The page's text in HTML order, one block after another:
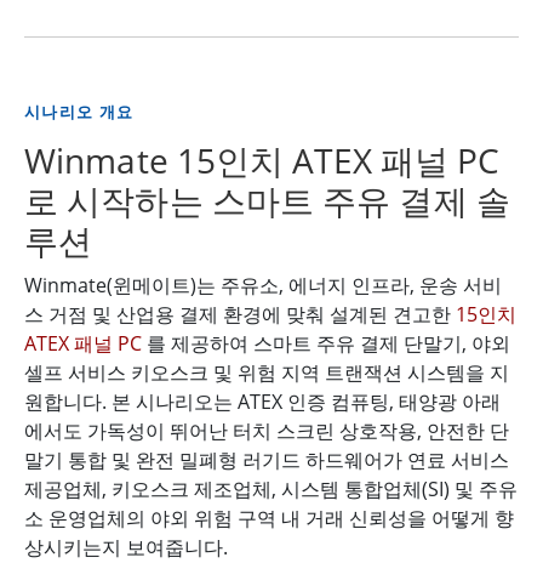
시나리오 개요
Winmate 15인치 ATEX 패널 PC
로 시작하는 스마트 주유 결제 솔
루션
Winmate(윈메이트)는 주유소, 에너지 인프라, 운송 서비
스 거점 및 산업용 결제 환경에 맞춰 설계된 견고한 15인치
ATEX 패널 PC 를 제공하여 스마트 주유 결제 단말기, 야외
셀프 서비스 키오스크 및 위험 지역 트랜잭션 시스템을 지
원합니다. 본 시나리오는 ATEX 인증 컴퓨팅, 태양광 아래
에서도 가독성이 뛰어난 터치 스크린 상호작용, 안전한 단
말기 통합 및 완전 밀폐형 러기드 하드웨어가 연료 서비스
제공업체, 키오스크 제조업체, 시스템 통합업체(SI) 및 주유
소 운영업체의 야외 위험 구역 내 거래 신뢰성을 어떻게 향
상시키는지 보여줍니다.